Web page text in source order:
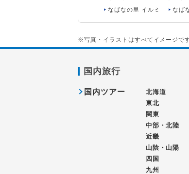
なばなの里 イルミ
なば
※写真・イラストはすべてイメージで
国内旅行
国内ツアー
北海道
東北
関東
中部・北陸
近畿
山陰・山陽
四国
九州